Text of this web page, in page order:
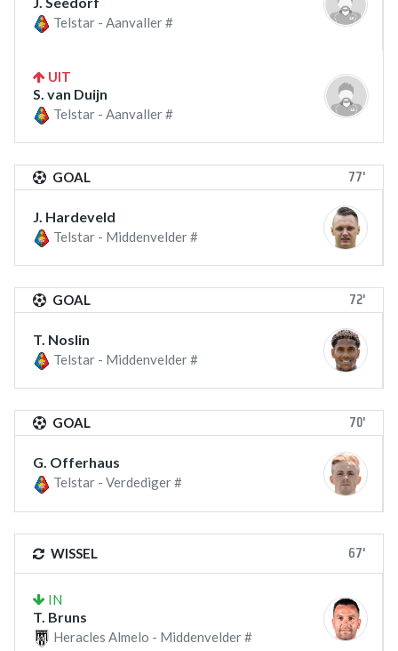
Telstar - Aanvaller #
UIT
S. van Duijn
Telstar - Aanvaller #
GOAL 77'
J. Hardeveld
Telstar - Middenvelder #
GOAL 72'
T. Noslin
Telstar - Middenvelder #
GOAL 70'
G. Offerhaus
Telstar - Verdediger #
WISSEL 67'
IN
T. Bruns
Heracles Almelo - Middenvelder #